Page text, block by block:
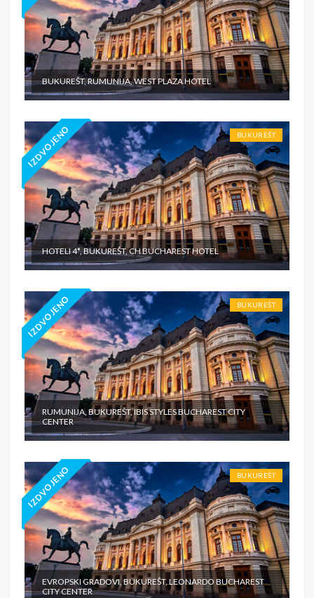
BUKUREŠT, RUMUNIJA, WEST PLAZA HOTEL
IZDVOJENO BUKUREŠT
HOTELI 4*, BUKUREŠT, CH BUCHAREST HOTEL
IZDVOJENO BUKUREŠT
RUMUNIJA, BUKUREŠT, IBIS STYLES BUCHAREST CITY
CENTER
IZDVOJENO BUKUREŠT
EVROPSKI GRADOVI, BUKUREŠT, LEONARDO BUCHAREST
CITY CENTER